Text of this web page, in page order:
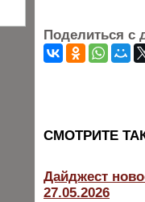
Поделиться с
CМОТРИТЕ
Дайджест
27.05.2026